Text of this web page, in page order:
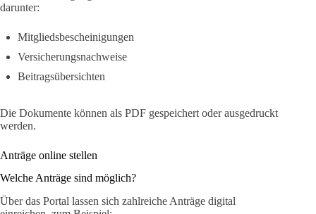
darunter:
Mitgliedsbescheinigungen
Versicherungsnachweise
Beitragsübersichten
Die Dokumente können als PDF gespeichert oder ausgedruckt
werden.
Anträge online stellen
Welche Anträge sind möglich?
Über das Portal lassen sich zahlreiche Anträge digital